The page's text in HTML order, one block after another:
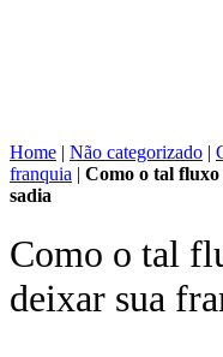
Home | Não categorizado |
franquia | Como o tal
sadia
Como o tal
deixar sua